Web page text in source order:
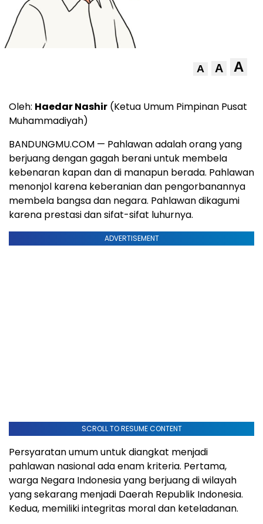
A A A
Oleh: Haedar Nashir (Ketua Umum Pimpinan Pusat
Muhammadiyah)
BANDUNGMU.COM — Pahlawan adalah orang yang
berjuang dengan gagah berani untuk membela
kebenaran kapan dan di manapun berada. Pahlawan
menonjol karena keberanian dan pengorbanannya
membela bangsa dan negara. Pahlawan dikagumi
karena prestasi dan sifat-sifat luhurnya.
ADVERTISEMENT
SCROLL TO RESUME CONTENT
Persyaratan umum untuk diangkat menjadi
pahlawan nasional ada enam kriteria. Pertama,
warga Negara Indonesia yang berjuang di wilayah
yang sekarang menjadi Daerah Republik Indonesia.
Kedua, memiliki integritas moral dan keteladanan.